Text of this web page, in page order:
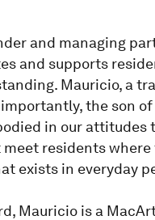
and managing
and supports
Mauricio, a
the son
in our
residents
exists in everyday
Mauricio is a